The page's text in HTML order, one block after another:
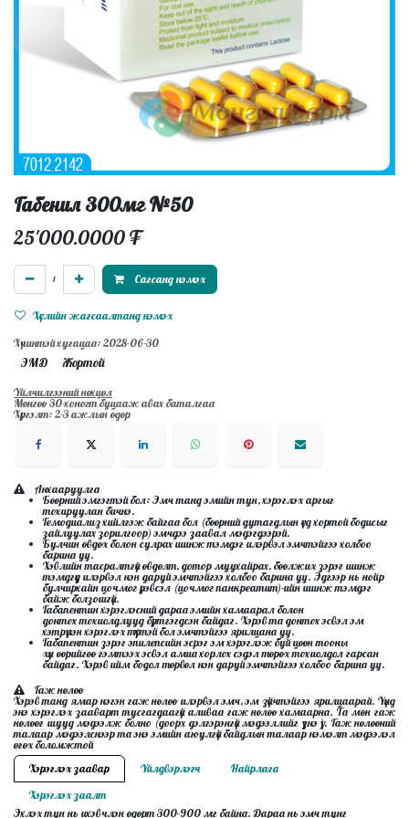
Габенил 300мг №50
25'000.0000₮
Сагсанд нэмэх
Хүслийн жагсаалтанд нэмэх
Хүчинтэй хугацаа: 2028-06-30
ЭМД Жортой
Үйлчилгээний нөхцөл
Мөнгөө 30-хоногт буцааж авах баталгаа
Хүргэлт: 2-3 ажлын өдөр
Анхааруулга
Бөөрний эмгэгтэй бол: Эмч танд эмийн тун, хэрэглэх аргыг
тохируулан бичнэ.
Гемодиализ хийлгэж байгаа бол (бөөрний дутагдлын үед хортой бодисыг
зайлуулах зорилгоор) эмчдээ заавал мэдэгдээрэй.
Булчин өвдөх болон сулрах шинж тэмдэг илэрвэл эмчтэйгээ холбоо
барина уу.
Хэвлийн тасралтгүй өвдөлт, дотор муухайрах, бөөлжих зэрэг шинж
тэмдгүүд илэрвэл нэн даруй эмчтэйгээ холбоо барина уу. Эдгээр нь нойр
булчирхайн цочмог үрэвсэл (цочмог панкреатит)-ийн шинж тэмдэг
байж болзошгүй.
Габапентин хэрэглэсний дараа эмийн хамаарал болон
донтох тохиолдлууд бүртгэгдсэн байдаг. Хэрэв та донтох эсвэл эм
хэтрүүлэн хэрэглэх түүхтэй бол эмчтэйгээ ярилцана уу.
Габапентин зэрэг эпилепсийн эсрэг эм хэрэглэж буй цөөн тооны
хүн өөрийгөө гэмтээх эсвэл амиа хорлох сэдэл төрөх тохиолдол гарсан
байдаг. Хэрэв ийм бодол төрвөл нэн даруй эмчтэйгээ холбоо барина уу.
Гаж нөлөө
Хэрэв танд ямар нэгэн гаж нөлөө илэрвэл эмч, эм зүйчтэйгээ ярилцаарай. Үүнд
энэ хэрэглэх зааварт тусгагдаагүй аливаа гаж нөлөө хамаарна. Та мөн гаж
нөлөөг шууд мэдээлж болно (доорх дэлгэрэнгүй мэдээллийг үзнэ үү). Гаж нөлөөний
талаар мэдээлснээр та энэ эмийн аюулгүй байдлын талаар нэмэлт мэдээлэл
өгөх боломжтой
Хэрэглэх заавар
Үйлдвэрлэгч
Найрлага
Хэрэглэх заалт
Эхлэх тун нь ихэвчлэн өдөрт 300-900 мг байна. Дараа нь эмч тунг